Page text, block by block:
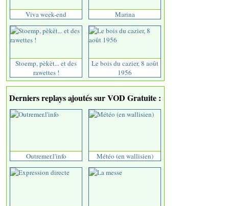
Viva week-end Marina
Stoemp, pèkèt... et des
rawettes !
Le bois du cazier, 8 août
1956
Derniers replays ajoutés sur VOD Gratuite :
Outremer.l'info Météo (en wallisien)